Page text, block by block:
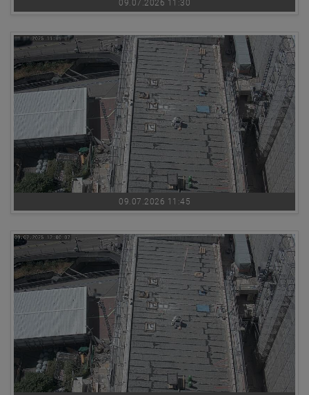
09.07.2026 11:30
09.07.2026 11:45